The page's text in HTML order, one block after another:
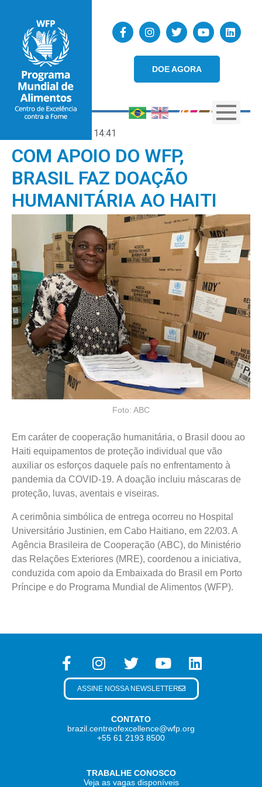
DOE AGORA
14:41
COM APOIO DO WFP,
BRASIL FAZ DOAÇÃO
HUMANITÁRIA AO HAITI
Foto: ABC
Em caráter de cooperação humanitária, o Brasil doou ao
Haiti equipamentos de proteção individual que vão
auxiliar os esforços daquele país no enfrentamento à
pandemia da COVID-19. A doação incluiu máscaras de
proteção, luvas, aventais e viseiras.
A cerimônia simbólica de entrega ocorreu no Hospital
Universitário Justinien, em Cabo Haitiano, em 22/03. A
Agência Brasileira de Cooperação (ABC), do Ministério
das Relações Exteriores (MRE), coordenou a iniciativa,
conduzida com apoio da Embaixada do Brasil em Porto
Príncipe e do Programa Mundial de Alimentos (WFP).
CONTATO
brazil.centreofexcellence@wfp.org
+55 61 2193 8500
TRABALHE CONOSCO
Veja as vagas disponíveis
ASSINE NOSSA NEWSLETTER